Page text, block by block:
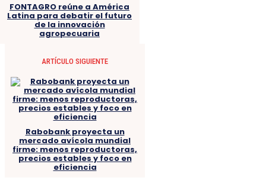
FONTAGRO reúne a América
Latina para debatir el futuro
de la innovación
agropecuaria
ARTÍCULO SIGUIENTE
Rabobank proyecta un
mercado avícola mundial
firme: menos reproductoras,
precios estables y foco en
eficiencia